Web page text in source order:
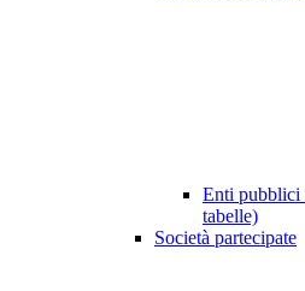
Enti pubblici
tabelle)
Società partecipate